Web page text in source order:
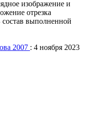
изображение и
отрезка
состав выполненной
2007 : 4 ноября 2023